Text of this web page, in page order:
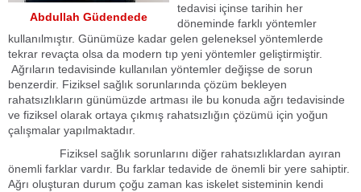
Abdullah Güdendede
tedavisi içinse tarihin her
döneminde farklı yöntemler
kullanılmıştır. Günümüze kadar gelen geleneksel yöntemlerde
tekrar revaçta olsa da modern tıp yeni yöntemler geliştirmiştir.
Ağrıların tedavisinde kullanılan yöntemler değişse de sorun
benzerdir. Fiziksel sağlık sorunlarında çözüm bekleyen
rahatsızlıkların günümüzde artması ile bu konuda ağrı tedavisinde
ve fiziksel olarak ortaya çıkmış rahatsızlığın çözümü için yoğun
çalışmalar yapılmaktadır.
Fiziksel sağlık sorunlarını diğer rahatsızlıklardan ayıran
önemli farklar vardır. Bu farklar tedavide de önemli bir yere sahiptir.
Ağrı oluşturan durum çoğu zaman kas iskelet sisteminin kendi